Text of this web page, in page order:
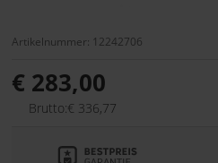
Artikelnummer: 12242706
€ 283,00
Brutto:€ 336,77